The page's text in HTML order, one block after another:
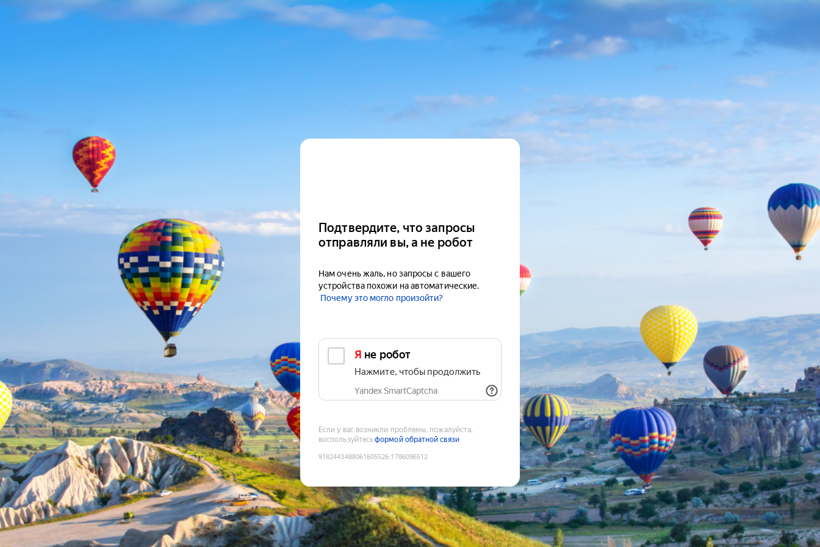
Подтвердите, что запросы
отправляли вы, а не робот
Нам очень жаль, но запросы с вашего
устройства похожи на автоматические.
Почему это могло произойти?
Я не робот
Нажмите, чтобы продолжить
Yandex SmartCaptcha
Если у вас возникли проблемы, пожалуйста,
воспользуйтесьформой обратной связи
9182443488061605526:1786096512